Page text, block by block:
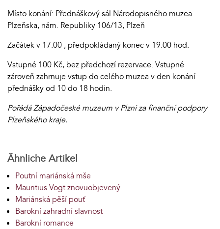
Místo konání: Přednáškový sál Národopisného muzea
Plzeňska, nám. Republiky 106/13, Plzeň
Začátek v 17:00 , předpokládaný konec v 19:00 hod.
Vstupné 100 Kč, bez předchozí rezervace. Vstupné
zároveň zahrnuje vstup do celého muzea v den konání
přednášky od 10 do 18 hodin.
Pořádá Západočeské muzeum v Plzni za finanční podpory
Plzeňského kraje.
Ähnliche Artikel
Poutní mariánská mše
Mauritius Vogt znovuobjevený
Mariánská pěší pouť
Barokní zahradní slavnost
Barokní romance